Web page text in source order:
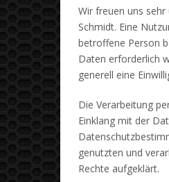
Wir freuen uns
Schmidt. Eine
betroffene Person
Daten erforderlich
generell eine
Die Verarbeitung
Einklang mit der
genutzten und
Rechte aufgeklärt.